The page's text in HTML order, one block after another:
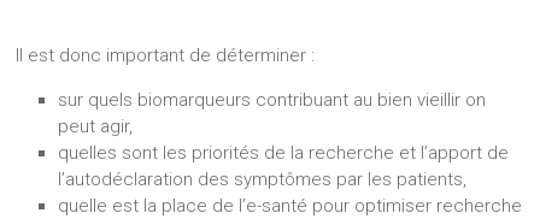
Il est donc important de déterminer :
sur quels biomarqueurs contribuant au bien vieillir on
peut agir,
quelles sont les priorités de la recherche et l’apport de
l’autodéclaration des symptômes par les patients,
quelle est la place de l’e-santé pour optimiser recherche